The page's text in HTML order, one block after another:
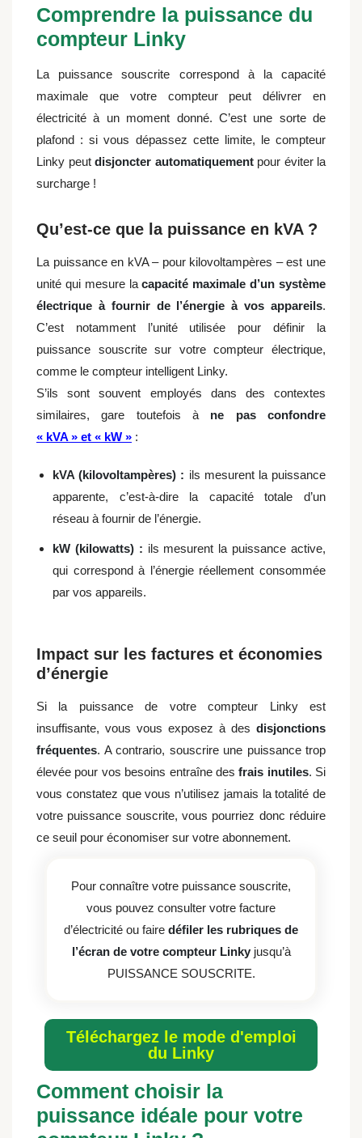
Comprendre la puissance du
compteur Linky
La puissance souscrite correspond à la capacité
maximale que votre compteur peut délivrer en
électricité à un moment donné. C’est une sorte de
plafond : si vous dépassez cette limite, le compteur
Linky peut disjoncter automatiquement pour éviter la
surcharge !
Qu’est-ce que la puissance en kVA ?
La puissance en kVA – pour kilovoltampères – est une
unité qui mesure lacapacité maximale d’un système
électrique à fournir de l’énergie à vos appareils.
C’est notamment l’unité utilisée pour définir la
puissance souscrite sur votre compteur électrique,
comme le compteur intelligent Linky.
S’ils sont souvent employés dans des contextes
similaires, gare toutefois à ne pas confondre
« kVA » et « kW » :
kVA (kilovoltampères) : ils mesurent la puissance
apparente, c’est-à-dire la capacité totale d’un
réseau à fournir de l’énergie.
kW (kilowatts) : ils mesurent la puissance active,
qui correspond à l’énergie réellement consommée
par vos appareils.
Impact sur les factures et économies
d’énergie
Si la puissance de votre compteur Linky est
insuffisante, vous vous exposez à des disjonctions
fréquentes. A contrario, souscrire une puissance trop
élevée pour vos besoins entraîne des frais inutiles. Si
vous constatez que vous n’utilisez jamais la totalité de
votre puissance souscrite, vous pourriez donc réduire
ce seuil pour économiser sur votre abonnement.
Pour connaître votre puissance souscrite,
vous pouvez consulter votre facture
d’électricité ou faire défiler les rubriques de
l’écran de votre compteur Linkyjusqu’à
PUISSANCE SOUSCRITE.
Téléchargez le mode d'emploi
du Linky
Comment choisir la
puissance idéale pour votre